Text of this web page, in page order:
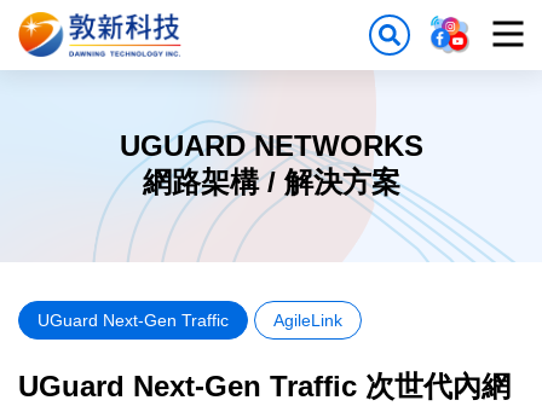
UGUARD NETWORKS
網路架構 / 解決方案
UGuard Next-Gen Traffic AgileLink
UGuard Next-Gen Traffic 次世代內網